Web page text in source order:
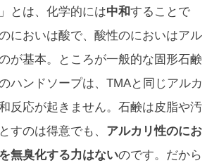
とは、化学的には中和することで
においは酸で、酸性のにおいはアル
が基本。ところが一般的な固形石鹸
ハンドソープは、TMAと同じアルカ
反応が起きません。石鹸は皮脂や汚
すのは得意でも、 アルカリ性のにお
無臭化する力はないのです。だから